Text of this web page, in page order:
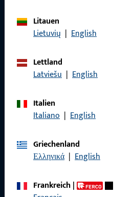
Rufen Sie uns an
Litauen
Lietuvių | English
Lettland
Latviešu | English
Italien
Italiano | English
Griechenland
Ελληνικά | English
Frankreich|